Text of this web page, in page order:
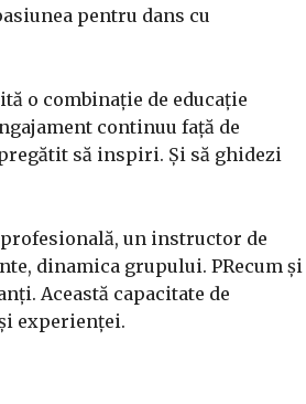
pentru dans cu
o combinație de educație
continuu față de
să inspiri. Și să ghidezi
profesională, un instructor de
dinamica grupului. PRecum și
Această capacitate de
experienței.